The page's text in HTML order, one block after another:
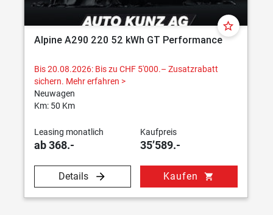
star_border
Alpine A290 220 52 kWh GT Performance
Bis 20.08.2026: Bis zu CHF 5'000.– Zusatzrabatt
sichern. Mehr erfahren >
Neuwagen
Km: 50 Km
Leasing monatlich
ab 368.-
Kaufpreis
35’589.-
Details Kaufen shopping_cart